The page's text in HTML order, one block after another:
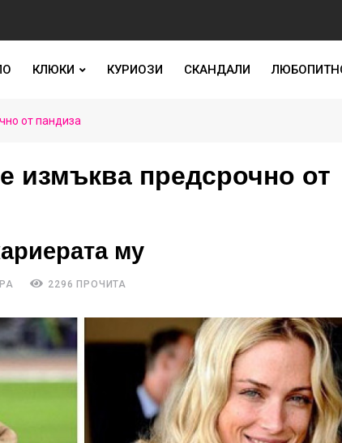
КЛЮКИ КУРИОЗИ СКАНДАЛИ
от пандиза
измъква предсрочно от
му
2296 ПРОЧИТА